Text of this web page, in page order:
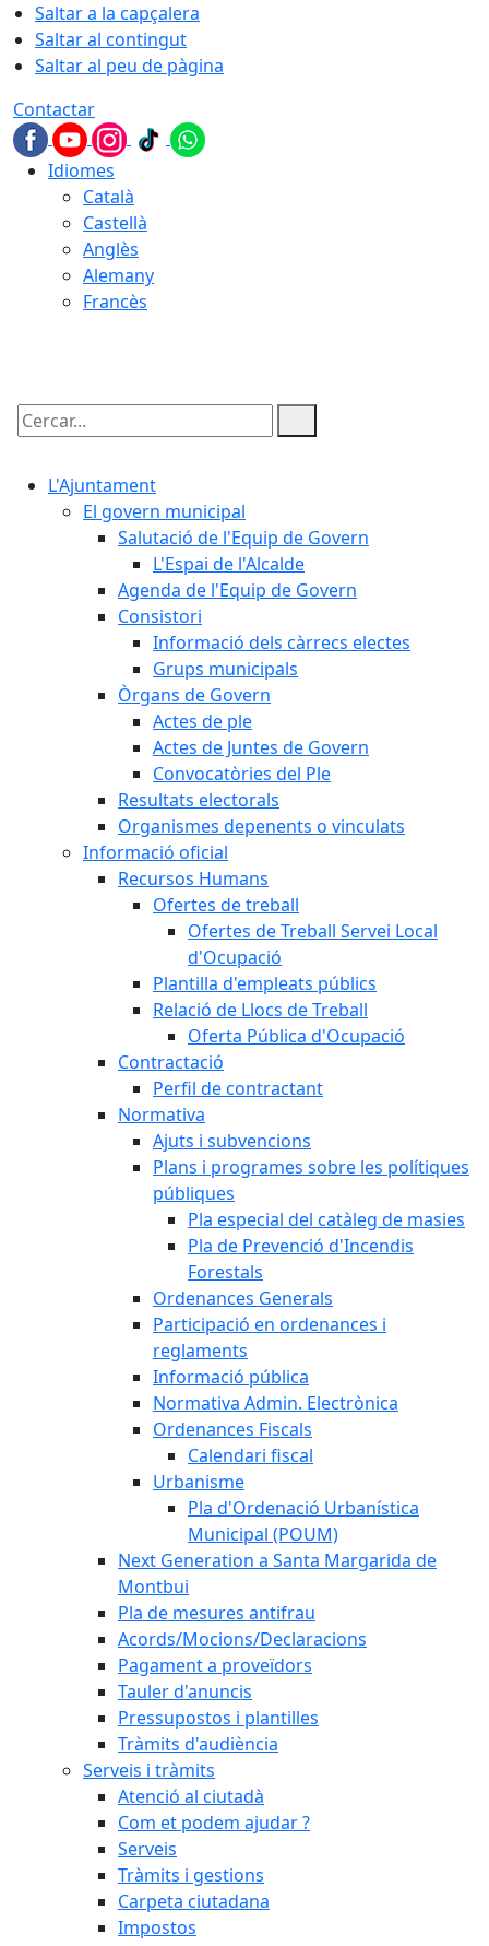
Saltar a la capçalera
Saltar al contingut
Saltar al peu de pàgina
Contactar
Idiomes
Català
Castellà
Anglès
Alemany
Francès
Cercar:
L'Ajuntament
El govern municipal
Salutació de l'Equip de Govern
L'Espai de l'Alcalde
Agenda de l'Equip de Govern
Consistori
Informació dels càrrecs electes
Grups municipals
Òrgans de Govern
Actes de ple
Actes de Juntes de Govern
Convocatòries del Ple
Resultats electorals
Organismes depenents o vinculats
Informació oficial
Recursos Humans
Ofertes de treball
Ofertes de Treball Servei Local
d'Ocupació
Plantilla d'empleats públics
Relació de Llocs de Treball
Oferta Pública d'Ocupació
Contractació
Perfil de contractant
Normativa
Ajuts i subvencions
Plans i programes sobre les polítiques
públiques
Pla especial del catàleg de masies
Pla de Prevenció d'Incendis
Forestals
Ordenances Generals
Participació en ordenances i
reglaments
Informació pública
Normativa Admin. Electrònica
Ordenances Fiscals
Calendari fiscal
Urbanisme
Pla d'Ordenació Urbanística
Municipal (POUM)
Next Generation a Santa Margarida de
Montbui
Pla de mesures antifrau
Acords/Mocions/Declaracions
Pagament a proveïdors
Tauler d'anuncis
Pressupostos i plantilles
Tràmits d'audiència
Serveis i tràmits
Atenció al ciutadà
Com et podem ajudar ?
Serveis
Tràmits i gestions
Carpeta ciutadana
Impostos